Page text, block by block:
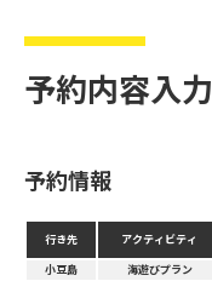
予約内容入力
予約情報
行き先 アクティビティ
小豆島
海遊びプラン